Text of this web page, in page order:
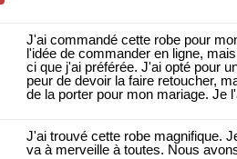
J'ai commandé cette robe pour
l'idée de commander en ligne,
ci que j'ai préférée. J'ai opté pour
peur de devoir la faire retoucher,
de la porter pour mon mariage. Je
J'ai trouvé cette robe magnifique.
va à merveille à toutes. Nous